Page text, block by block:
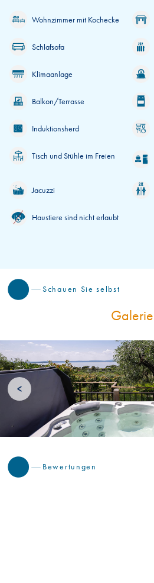
Wohnzimmer mit Kochecke
Schlafsofa
Klimaanlage
Balkon/Terrasse
Induktionsherd
Tisch und Stühle im Freien
Jacuzzi
Haustiere sind nicht erlaubt
Schauen Sie selbst
Galerie
<
Bewertungen